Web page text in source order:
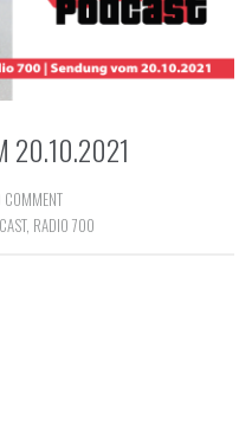
20.10.2021
, RADIO 700